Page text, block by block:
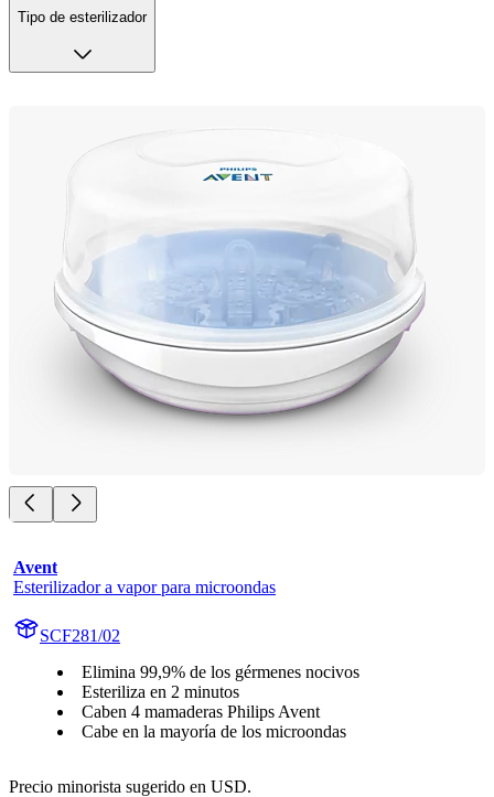
Tipo de esterilizador
Avent
Esterilizador a vapor para microondas
SCF281/02
Elimina 99,9% de los gérmenes nocivos
Esteriliza en 2 minutos
Caben 4 mamaderas Philips Avent
Cabe en la mayoría de los microondas
Precio minorista sugerido en USD.